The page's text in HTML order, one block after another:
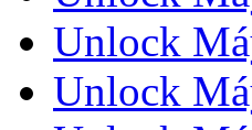
Unlock
Unlock